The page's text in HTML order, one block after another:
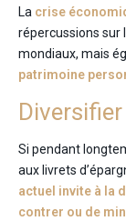
La crise
répercussions sur
mondiaux, mais
patrimoine
Si pendant
aux livrets
actuel invite à la
contrer ou de